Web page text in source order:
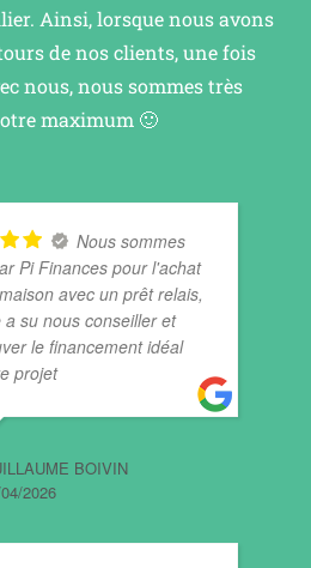
Ainsi, lorsque nous avons
de nos clients, une fois
nous, nous sommes très
maximum 🙂
Nous sommes
Pi Finances pour l'achat
avec un prêt relais,
a su nous conseiller et
le financement idéal
projet
BOIVIN
2026